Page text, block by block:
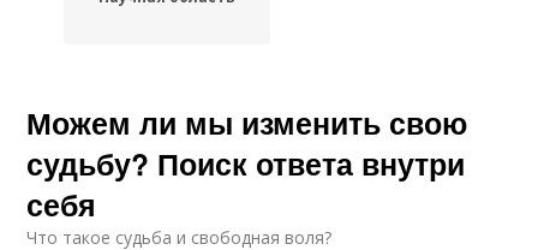
Можем ли мы изменить свою
судьбу? Поиск ответа внутри
себя
Что такое судьба и свободная воля?